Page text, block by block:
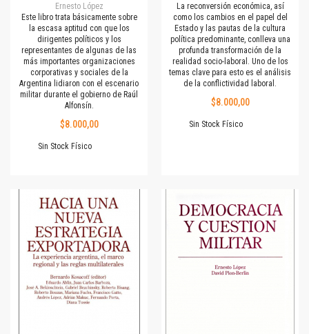
Ernesto López
Este libro trata básicamente sobre
la escasa aptitud con que los
dirigentes políticos y los
representantes de algunas de las
más importantes organizaciones
corporativas y sociales de la
Argentina lidiaron con el escenario
militar durante el gobierno de Raúl
Alfonsín.
$8.000,00
Sin Stock Físico
La reconversión económica, así
como los cambios en el papel del
Estado y las pautas de la cultura
política predominante, conlleva una
profunda transformación de la
realidad socio-laboral. Uno de los
temas clave para esto es el análisis
de la conflictividad laboral.
$8.000,00
Sin Stock Físico